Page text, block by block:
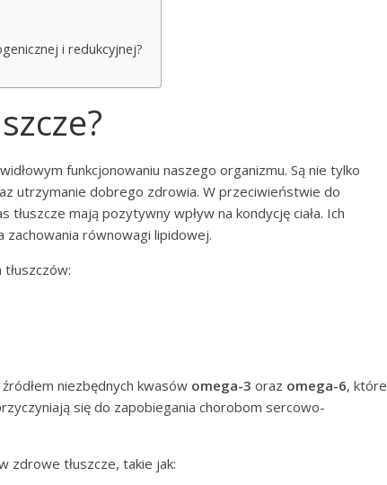
i redukcyjnej?
funkcjonowaniu naszego organizmu. Są nie tylko
utrzymanie dobrego zdrowia. W przeciwieństwie do
mają pozytywny wpływ na kondycję ciała. Ich
równowagi lipidowej.
niezbędnych kwasów omega-3 oraz omega-6, które
się do zapobiegania chorobom sercowo-
zdrowe tłuszcze, takie jak: